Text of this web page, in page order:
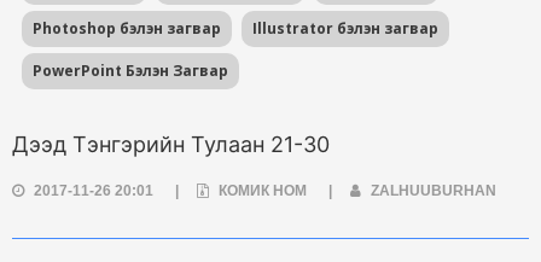
Photoshop бэлэн загвар Illustrator бэлэн загвар
PowerPoint Бэлэн Загвар
Дээд Тэнгэрийн Тулаан 21-30
2017-11-26 20:01 КОМИК НОМ ZALHUUBURHAN